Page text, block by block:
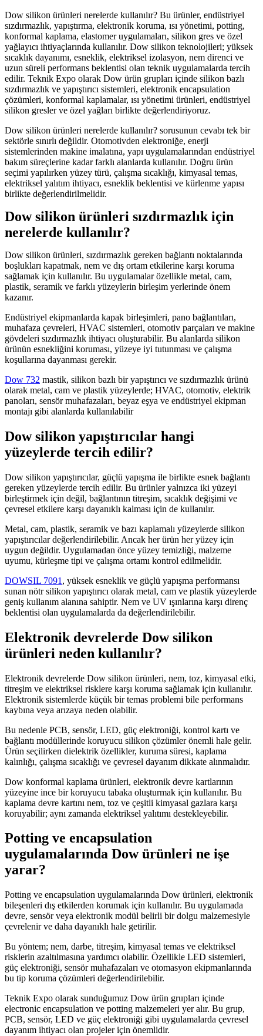
Dow silikon ürünleri nerelerde kullanılır? Bu ürünler, endüstriyel
sızdırmazlık, yapıştırma, elektronik koruma, ısı yönetimi, potting,
konformal kaplama, elastomer uygulamaları, silikon gres ve özel
yağlayıcı ihtiyaçlarında kullanılır. Dow silikon teknolojileri; yüksek
sıcaklık dayanımı, esneklik, elektriksel izolasyon, nem direnci ve
uzun süreli performans beklentisi olan teknik uygulamalarda tercih
edilir. Teknik Expo olarak Dow ürün grupları içinde silikon bazlı
sızdırmazlık ve yapıştırıcı sistemleri, elektronik encapsulation
çözümleri, konformal kaplamalar, ısı yönetimi ürünleri, endüstriyel
silikon gresler ve özel yağları birlikte değerlendiriyoruz.
Dow silikon ürünleri nerelerde kullanılır? sorusunun cevabı tek bir
sektörle sınırlı değildir. Otomotivden elektroniğe, enerji
sistemlerinden makine imalatına, yapı uygulamalarından endüstriyel
bakım süreçlerine kadar farklı alanlarda kullanılır. Doğru ürün
seçimi yapılırken yüzey türü, çalışma sıcaklığı, kimyasal temas,
elektriksel yalıtım ihtiyacı, esneklik beklentisi ve kürlenme yapısı
birlikte değerlendirilmelidir.
Dow silikon ürünleri sızdırmazlık için
nerelerde kullanılır?
Dow silikon ürünleri, sızdırmazlık gereken bağlantı noktalarında
boşlukları kapatmak, nem ve dış ortam etkilerine karşı koruma
sağlamak için kullanılır. Bu uygulamalar özellikle metal, cam,
plastik, seramik ve farklı yüzeylerin birleşim yerlerinde önem
kazanır.
Endüstriyel ekipmanlarda kapak birleşimleri, pano bağlantıları,
muhafaza çevreleri, HVAC sistemleri, otomotiv parçaları ve makine
gövdeleri sızdırmazlık ihtiyacı oluşturabilir. Bu alanlarda silikon
ürünün esnekliğini koruması, yüzeye iyi tutunması ve çalışma
koşullarına dayanması gerekir.
Dow 732 mastik, silikon bazlı bir yapıştırıcı ve sızdırmazlık ürünü
olarak metal, cam ve plastik yüzeylerde; HVAC, otomotiv, elektrik
panoları, sensör muhafazaları, beyaz eşya ve endüstriyel ekipman
montajı gibi alanlarda kullanılabilir
Dow silikon yapıştırıcılar hangi
yüzeylerde tercih edilir?
Dow silikon yapıştırıcılar, güçlü yapışma ile birlikte esnek bağlantı
gereken yüzeylerde tercih edilir. Bu ürünler yalnızca iki yüzeyi
birleştirmek için değil, bağlantının titreşim, sıcaklık değişimi ve
çevresel etkilere karşı dayanıklı kalması için de kullanılır.
Metal, cam, plastik, seramik ve bazı kaplamalı yüzeylerde silikon
yapıştırıcılar değerlendirilebilir. Ancak her ürün her yüzey için
uygun değildir. Uygulamadan önce yüzey temizliği, malzeme
uyumu, kürleşme tipi ve çalışma ortamı kontrol edilmelidir.
DOWSIL 7091 , yüksek esneklik ve güçlü yapışma performansı
sunan nötr silikon yapıştırıcı olarak metal, cam ve plastik yüzeylerde
geniş kullanım alanına sahiptir. Nem ve UV ışınlarına karşı direnç
beklentisi olan uygulamalarda da değerlendirilebilir.
Elektronik devrelerde Dow silikon
ürünleri neden kullanılır?
Elektronik devrelerde Dow silikon ürünleri, nem, toz, kimyasal etki,
titreşim ve elektriksel risklere karşı koruma sağlamak için kullanılır.
Elektronik sistemlerde küçük bir temas problemi bile performans
kaybına veya arızaya neden olabilir.
Bu nedenle PCB, sensör, LED, güç elektroniği, kontrol kartı ve
bağlantı modüllerinde koruyucu silikon çözümler önemli hale gelir.
Ürün seçilirken dielektrik özellikler, kuruma süresi, kaplama
kalınlığı, çalışma sıcaklığı ve çevresel dayanım dikkate alınmalıdır.
Dow konformal kaplama ürünleri, elektronik devre kartlarının
yüzeyine ince bir koruyucu tabaka oluşturmak için kullanılır. Bu
kaplama devre kartını nem, toz ve çeşitli kimyasal gazlara karşı
koruyabilir; aynı zamanda elektriksel yalıtımı destekleyebilir.
Potting ve encapsulation
uygulamalarında Dow ürünleri ne işe
yarar?
Potting ve encapsulation uygulamalarında Dow ürünleri, elektronik
bileşenleri dış etkilerden korumak için kullanılır. Bu uygulamada
devre, sensör veya elektronik modül belirli bir dolgu malzemesiyle
çevrelenir ve daha dayanıklı hale getirilir.
Bu yöntem; nem, darbe, titreşim, kimyasal temas ve elektriksel
risklerin azaltılmasına yardımcı olabilir. Özellikle LED sistemleri,
güç elektroniği, sensör muhafazaları ve otomasyon ekipmanlarında
bu tip koruma çözümleri değerlendirilebilir.
Teknik Expo olarak sunduğumuz Dow ürün grupları içinde
electronic encapsulation ve potting malzemeleri yer alır. Bu grup,
PCB, sensör, LED ve güç elektroniği gibi uygulamalarda çevresel
dayanım ihtiyacı olan projeler için önemlidir.